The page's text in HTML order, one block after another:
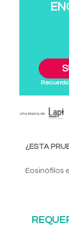
¿ESTA
Eosinófilos